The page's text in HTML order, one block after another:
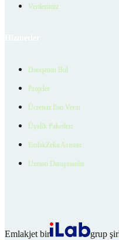
Verilerimiz
Danışman Bul
Projeler
Ücretsiz İlan Verin
Üyelik Paketleri
EmlakZeka Asistan
Uzman Danışmanlar
Emlakjet bir
grup